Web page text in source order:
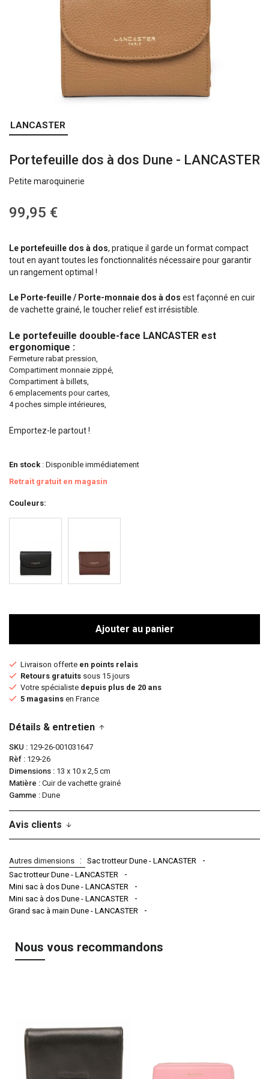
Skip
to
beginning
the
gallery
LANCASTER
Portefeuille dos à dos Dune - LANCASTER
Petite maroquinerie
99,95 €
Le portefeuille dos à dos, pratique il garde un format compact
tout en ayant toutes les fonctionnalités nécessaire pour garantir
un rangement optimal !
Le Porte-feuille / Porte-monnaie dos à dos est façonné en cuir
de vachette grainé, le toucher relief est irrésistible.
Le portefeuille doouble-face LANCASTER est
ergonomique :
Fermeture rabat pression,
Compartiment monnaie zippé,
Compartiment à billets,
6 emplacements pour cartes,
4 poches simple intérieures,
Emportez-le partout !
En stock : Disponible immédiatement
Retrait gratuit en magasin
Couleurs
Ajouter au panier
Livraison offerte en points relais
Retours gratuits sous 15 jours
Votre spécialiste depuis plus de 20 ans
5 magasins en France
Détails & entretien
SKU
129-26-001031647
Rèf
129-26
Dimensions
13 x 10 x 2,5 cm
Matière
Cuir de vachette grainé
Gamme
Dune
Avis clients
Autres dimensions
Sac trotteur Dune - LANCASTER
Sac trotteur Dune - LANCASTER
Mini sac à dos Dune - LANCASTER
Mini sac à dos Dune - LANCASTER
Grand sac à main Dune - LANCASTER
Nous vous recommandons